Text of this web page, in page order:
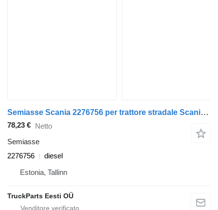
Semiasse Scania 2276756 per trattore stradale Scania L,P,G,R,S-series (2016-)
78,23 € Netto
Semiasse
2276756
diesel
Estonia, Tallinn
TruckParts Eesti OÜ